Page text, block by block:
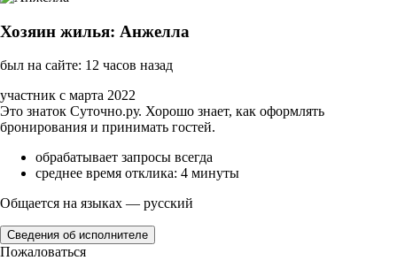
Хозяин жилья: Анжелла
был на сайте: 12 часов назад
участник с марта 2022
Это знаток Суточно.ру. Хорошо знает, как оформлять
бронирования и принимать гостей.
обрабатывает запросы всегда
среднее время отклика: 4 минуты
Общается на языках — русский
Сведения об исполнителе
Пожаловаться